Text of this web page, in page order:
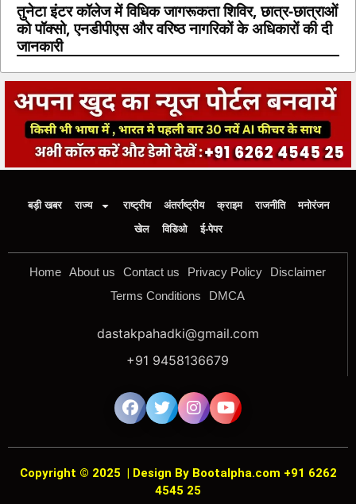
तुनेटा इंटर कॉलेज में विधिक जागरूकता शिविर, छात्र-छात्राओं
को पॉक्सो, एनडीपीएस और वरिष्ठ नागरिकों के अधिकारों की दी
जानकारी
बड़ी खबर राज्य राष्ट्रीय अंतर्राष्ट्रीय क्राइम राजनीति
मनोरंजन
खेल
विडिओ ई-पेपर
Home About us Contact us Privacy Policy
Disclaimer
Terms Conditions
DMCA
dastakpahadki@gmail.com
+91 9458136679
Copyright © 2025 | Design By Bootalpha.com +91 6262
4545 25